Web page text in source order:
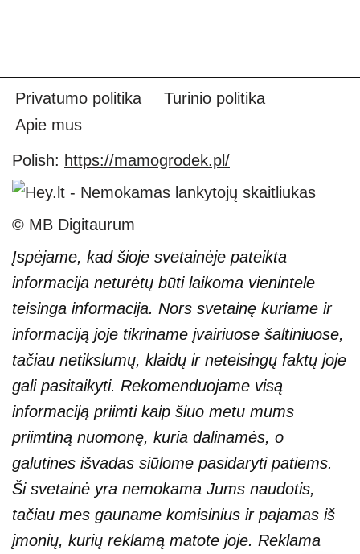
Privatumo politika
Turinio politika
Apie mus
Polish: https://mamogrodek.pl/
© MB Digitaurum
Įspėjame, kad šioje svetainėje pateikta
informacija neturėtų būti laikoma vienintele
teisinga informacija. Nors svetainę kuriame ir
informaciją joje tikriname įvairiuose šaltiniuose,
tačiau netikslumų, klaidų ir neteisingų faktų joje
gali pasitaikyti. Rekomenduojame visą
informaciją priimti kaip šiuo metu mums
priimtiną nuomonę, kuria dalinamės, o
galutines išvadas siūlome pasidaryti patiems.
Ši svetainė yra nemokama Jums naudotis,
tačiau mes gauname komisinius ir pajamas iš
įmonių, kurių reklamą matote joje. Reklama